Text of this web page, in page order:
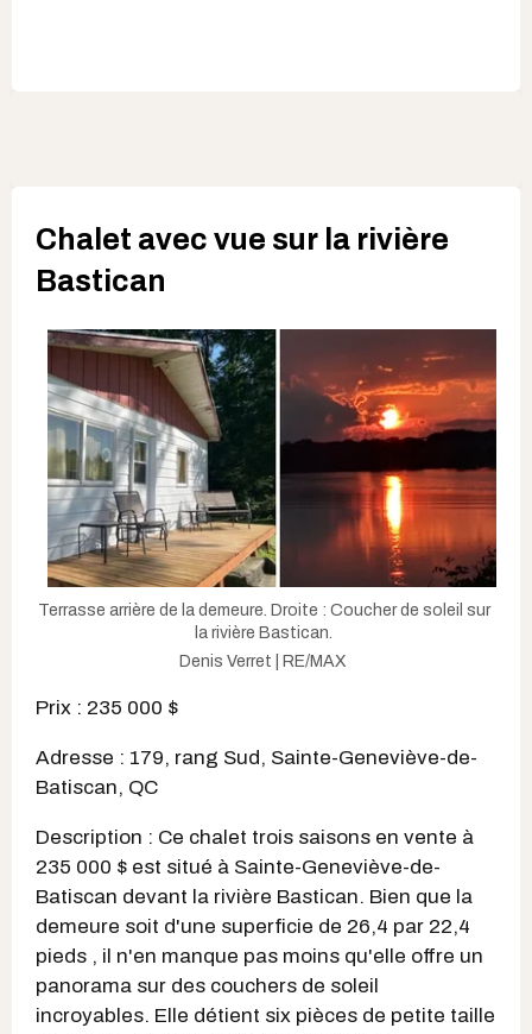
Chalet avec vue sur la rivière
Bastican
Terrasse arrière de la demeure. Droite : Coucher de soleil sur
la rivière Bastican.
Denis Verret | RE/MAX
Prix : 235 000 $
Adresse : 179, rang Sud, Sainte-Geneviève-de-
Batiscan, QC
Description : Ce chalet trois saisons en vente à
235 000 $ est situé à Sainte-Geneviève-de-
Batiscan devant la rivière Bastican. Bien que la
demeure soit d'une superficie de 26,4 par 22,4
pieds , il n'en manque pas moins qu'elle offre un
panorama sur des couchers de soleil
incroyables. Elle détient six pièces de petite taille